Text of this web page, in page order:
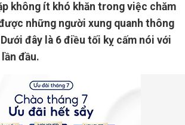
không ít khó khăn trong việc chăm
những người xung quanh thông
đây là 6 điều tối kỵ cấm nói với
đầu.